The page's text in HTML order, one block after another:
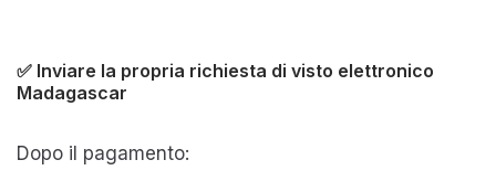
✅ Inviare la propria richiesta di visto elettronico
Madagascar
Dopo il pagamento: